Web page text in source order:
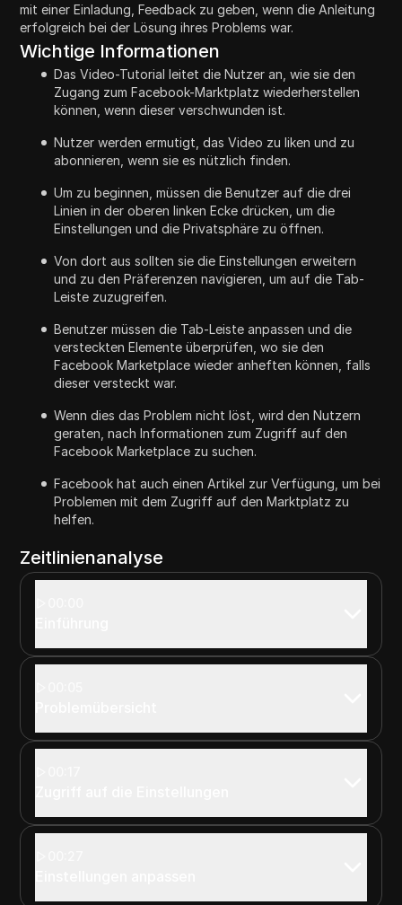
mit einer Einladung, Feedback zu geben, wenn die Anleitung
erfolgreich bei der Lösung ihres Problems war.
Wichtige Informationen
Das Video-Tutorial leitet die Nutzer an, wie sie den
Zugang zum Facebook-Marktplatz wiederherstellen
können, wenn dieser verschwunden ist.
Nutzer werden ermutigt, das Video zu liken und zu
abonnieren, wenn sie es nützlich finden.
Um zu beginnen, müssen die Benutzer auf die drei
Linien in der oberen linken Ecke drücken, um die
Einstellungen und die Privatsphäre zu öffnen.
Von dort aus sollten sie die Einstellungen erweitern
und zu den Präferenzen navigieren, um auf die Tab-
Leiste zuzugreifen.
Benutzer müssen die Tab-Leiste anpassen und die
versteckten Elemente überprüfen, wo sie den
Facebook Marketplace wieder anheften können, falls
dieser versteckt war.
Wenn dies das Problem nicht löst, wird den Nutzern
geraten, nach Informationen zum Zugriff auf den
Facebook Marketplace zu suchen.
Facebook hat auch einen Artikel zur Verfügung, um bei
Problemen mit dem Zugriff auf den Marktplatz zu
helfen.
Zeitlinienanalyse